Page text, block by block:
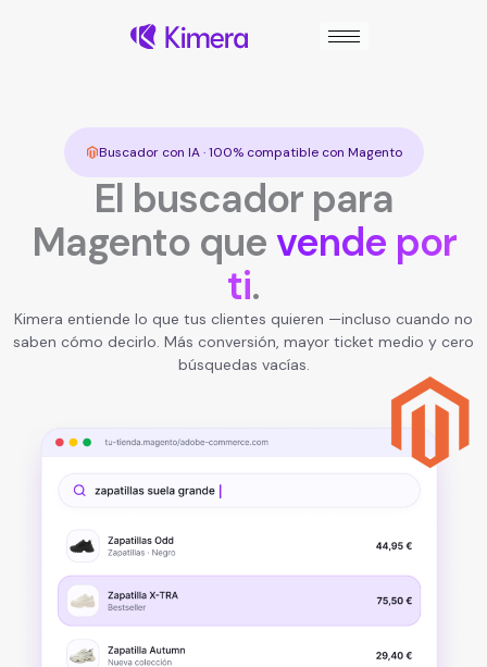
Buscador con IA · 100% compatible con Magento
El buscador para
Magento quevende por
ti.
Kimera entiende lo que tus clientes quieren —incluso cuando no
saben cómo decirlo. Más conversión, mayor ticket medio y cero
búsquedas vacías.